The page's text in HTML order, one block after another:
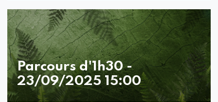
Parcours d'1h30 -
23/09/2025 15:00